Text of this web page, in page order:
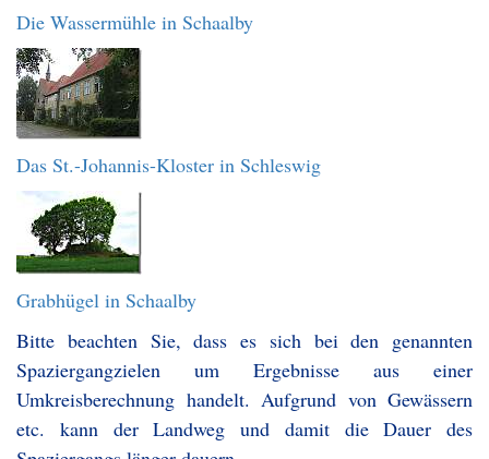
Die Wassermühle in Schaalby
Das St.-Johannis-Kloster in Schleswig
Grabhügel in Schaalby
Bitte beachten Sie, dass es sich bei den genannten
Spaziergangzielen um Ergebnisse aus einer
Umkreisberechnung handelt. Aufgrund von Gewässern
etc. kann der Landweg und damit die Dauer des